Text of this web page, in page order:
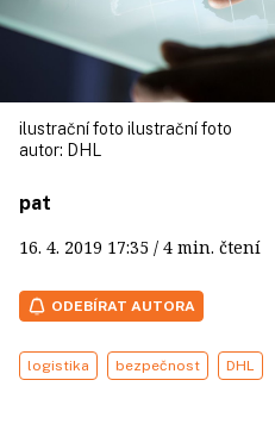
ilustrační foto ilustrační foto
autor: DHL
pat
16. 4. 2019 17:35 / 4 min. čtení
ODEBÍRAT AUTORA
logistika bezpečnost DHL